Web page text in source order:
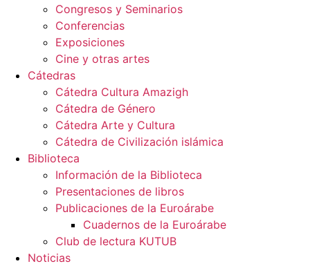
Congresos y Seminarios
Conferencias
Exposiciones
Cine y otras artes
Cátedras
Cátedra Cultura Amazigh
Cátedra de Género
Cátedra Arte y Cultura
Cátedra de Civilización islámica
Biblioteca
Información de la Biblioteca
Presentaciones de libros
Publicaciones de la Euroárabe
Cuadernos de la Euroárabe
Club de lectura KUTUB
Noticias